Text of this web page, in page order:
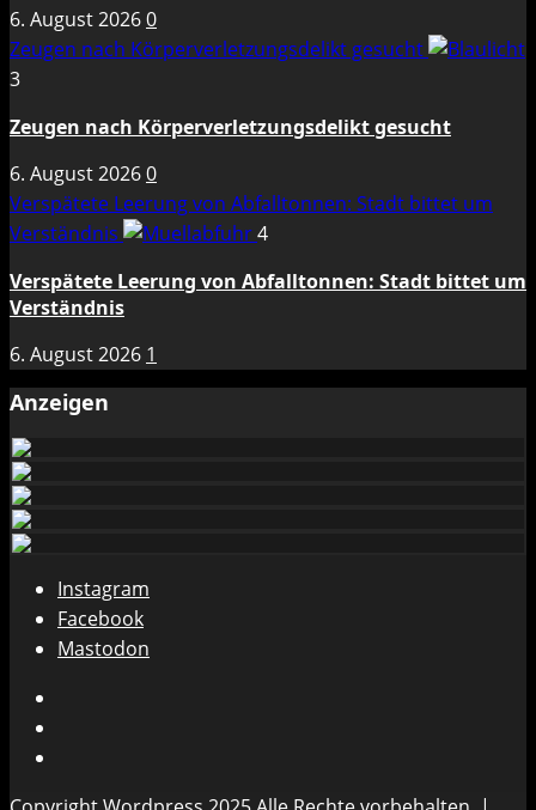
6. August 20260
Zeugen nach Körperverletzungsdelikt gesucht
3
Zeugen nach Körperverletzungsdelikt gesucht
6. August 20260
Verspätete Leerung von Abfalltonnen: Stadt bittet um
Verständnis
4
Verspätete Leerung von Abfalltonnen: Stadt bittet um
Verständnis
6. August 2026 1
Anzeigen
Instagram
Facebook
Mastodon